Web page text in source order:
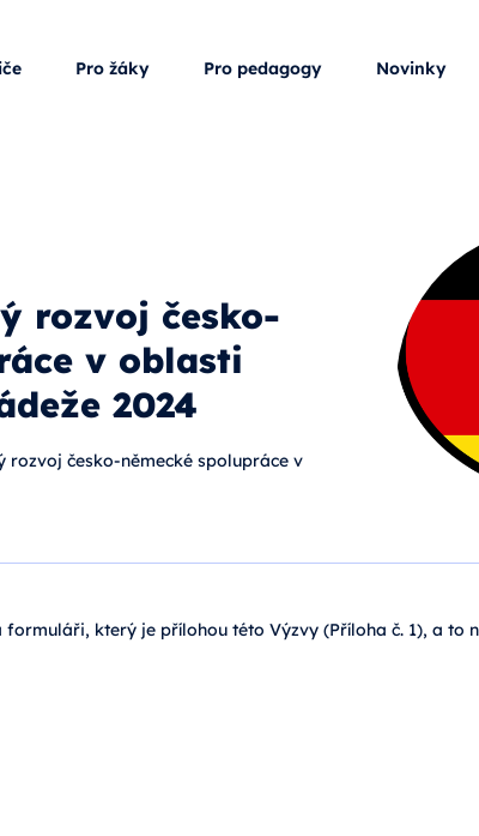
Pro žáky Pro pedagogy Novinky
rozvoj česko-
v oblasti
2024
rozvoj česko-německé spolupráce v
který je přílohou této Výzvy (Příloha č. 1), a to